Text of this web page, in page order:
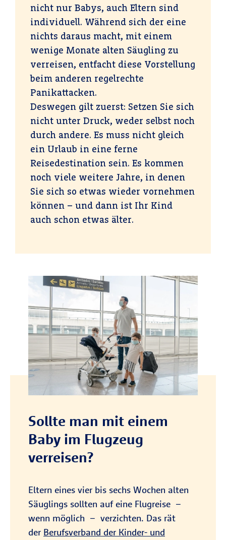
nicht nur Babys, auch Eltern sind
individuell. Während sich der eine
nichts daraus macht, mit einem
wenige Monate alten Säugling zu
verreisen, entfacht diese Vorstellung
beim anderen regelrechte
Panikattacken.
Deswegen gilt zuerst: Setzen Sie sich
nicht unter Druck, weder selbst noch
durch andere. Es muss nicht gleich
ein Urlaub in eine ferne
Reisedestination sein. Es kommen
noch viele weitere Jahre, in denen
Sie sich so etwas wieder vornehmen
können – und dann ist Ihr Kind
auch schon etwas älter.
Sollte man mit einem
Baby im Flugzeug
verreisen?
Eltern eines vier bis sechs Wochen alten
Säuglings sollten auf eine Flugreise –
wenn möglich – verzichten. Das rät
der Berufsverband der Kinder- und